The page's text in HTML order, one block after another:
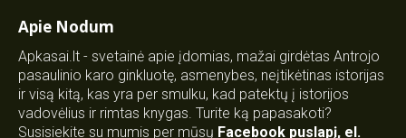
Apie Nodum
Apkasai.lt - svetainė apie įdomias, mažai girdėtas Antrojo
pasaulinio karo ginkluotę, asmenybes, neįtikėtinas istorijas
ir visą kitą, kas yra per smulku, kad patektų į istorijos
vadovėlius ir rimtas knygas. Turite ką papasakoti?
Susisiekite su mumis per mūsų Facebook puslapį, el.